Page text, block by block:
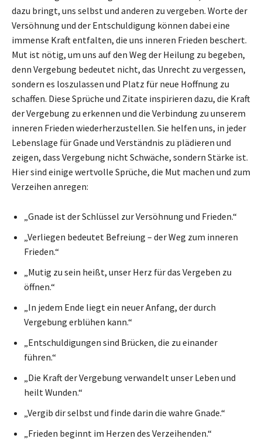
dazu bringt, uns selbst und anderen zu vergeben. Worte der
Versöhnung und der Entschuldigung können dabei eine
immense Kraft entfalten, die uns inneren Frieden beschert.
Mut ist nötig, um uns auf den Weg der Heilung zu begeben,
denn Vergebung bedeutet nicht, das Unrecht zu vergessen,
sondern es loszulassen und Platz für neue Hoffnung zu
schaffen. Diese Sprüche und Zitate inspirieren dazu, die Kraft
der Vergebung zu erkennen und die Verbindung zu unserem
inneren Frieden wiederherzustellen. Sie helfen uns, in jeder
Lebenslage für Gnade und Verständnis zu plädieren und
zeigen, dass Vergebung nicht Schwäche, sondern Stärke ist.
Hier sind einige wertvolle Sprüche, die Mut machen und zum
Verzeihen anregen:
„Gnade ist der Schlüssel zur Versöhnung und Frieden.“
„Verliegen bedeutet Befreiung – der Weg zum inneren
Frieden.“
„Mutig zu sein heißt, unser Herz für das Vergeben zu
öffnen.“
„In jedem Ende liegt ein neuer Anfang, der durch
Vergebung erblühen kann.“
„Entschuldigungen sind Brücken, die zu einander
führen.“
„Die Kraft der Vergebung verwandelt unser Leben und
heilt Wunden.“
„Vergib dir selbst und finde darin die wahre Gnade.“
„Frieden beginnt im Herzen des Verzeihenden.“